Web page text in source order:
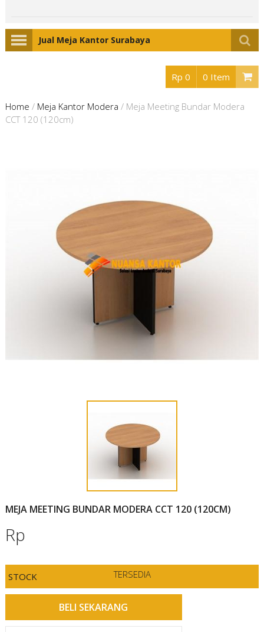
Jual Meja Kantor Surabaya
Rp 0 0 Item
Home / Meja Kantor Modera / Meja Meeting Bundar Modera
CCT 120 (120cm)
MEJA MEETING BUNDAR MODERA CCT 120 (120CM)
Rp
STOCK TERSEDIA